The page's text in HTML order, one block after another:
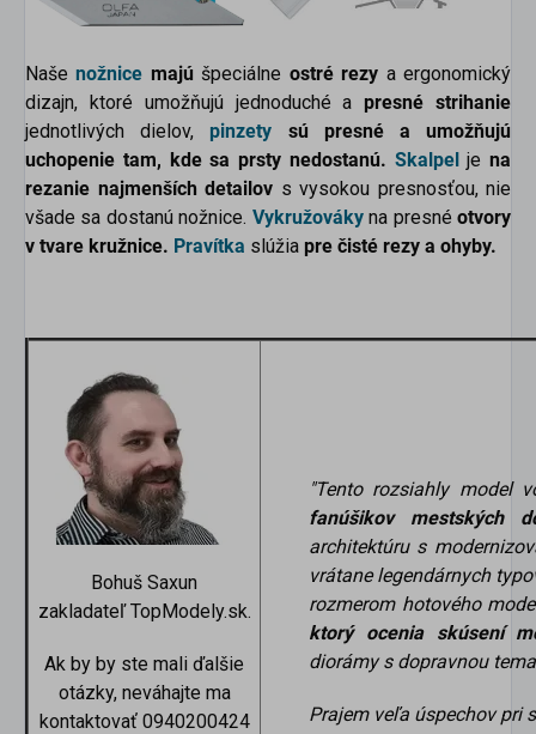
Našenožnice majú špeciálne ostré rezy a ergonomický
dizajn, ktoré umožňujú jednoduché a presné strihanie
jednotlivých dielov, pinzety sú presné a umožňujú
uchopenie tam, kde sa prsty nedostanú. Skalpelje na
rezanie najmenších detailov s vysokou presnosťou, nie
všade sa dostanú nožnice. Vykružováky na presnéotvory
v tvare kružnice. Pravítka slúžia pre čisté rezy a ohyby.
Bohuš Saxun
zakladateľ TopModely.sk.
Ak by by ste mali ďalšie
otázky, neváhajte ma
kontaktovať 0940200424
"Tento rozsiahly model
fanúšikov mestských
architektúru s
vrátane legendárnych
rozmerom hotového
ktorý ocenia skúsení
diorámy s dopravnou
Prajem veľa úspechov pri